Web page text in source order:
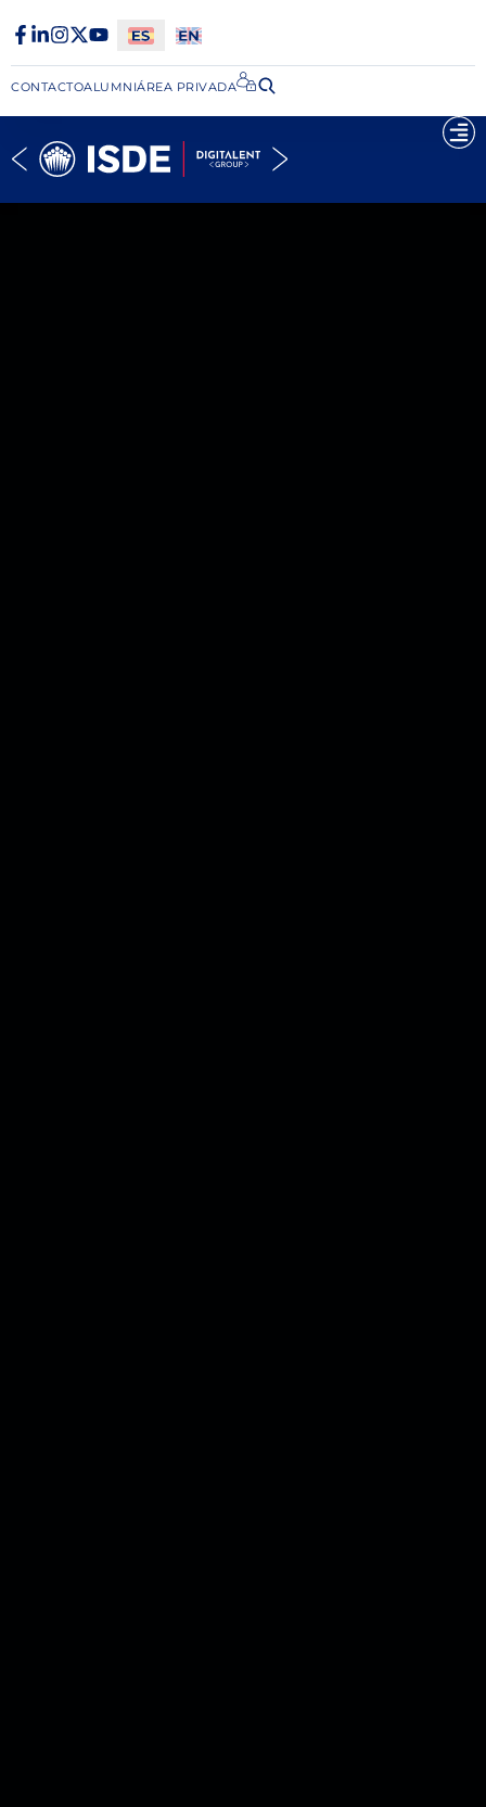
CONTACTOALUMNIÁREA PRIVADA​